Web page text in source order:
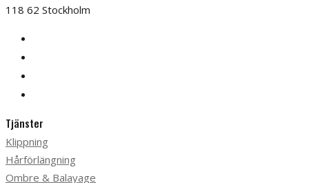
118 62 Stockholm
Tjänster
Klippning
Hårförlängning
Ombre & Balayage